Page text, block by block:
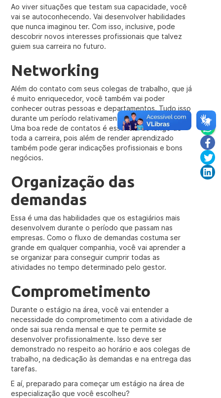
Ao viver situações que testam sua capacidade, você
vai se autoconhecendo. Vai desenvolver habilidades
que nunca imaginou ter. Com isso, inclusive, pode
descobrir novos interesses profissionais que talvez
guiem sua carreira no futuro.
Networking
Além do contato com seus colegas de trabalho, que já
é muito enriquecedor, você também vai poder
conhecer outras pessoas e departamentos. Tudo isso
durante um período relativamente curto do estágio.
Uma boa rede de contatos é essencial ao longo de
toda a carreira, pois além de render aprendizado
também pode gerar indicações profissionais e bons
negócios.
Organização das
demandas
Essa é uma das habilidades que os estagiários mais
desenvolvem durante o período que passam nas
empresas. Como o fluxo de demandas costuma ser
grande em qualquer companhia, você vai aprender a
se organizar para conseguir cumprir todas as
atividades no tempo determinado pelo gestor.
Comprometimento
Durante o estágio na área, você vai entender a
necessidade do comprometimento com a atividade de
onde sai sua renda mensal e que te permite se
desenvolver profissionalmente. Isso deve ser
demonstrado no respeito ao horário e aos colegas de
trabalho, na dedicação às demandas e na entrega das
tarefas.
E aí, preparado para começar um estágio na área de
especialização que você escolheu?